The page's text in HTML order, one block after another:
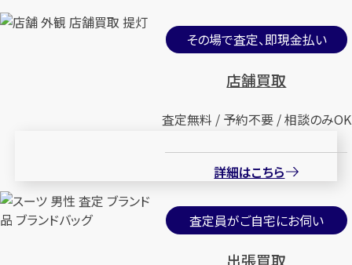
その場で査定、即現金払い
店舗買取
査定無料 / 予約不要 / 相談のみOK
詳細はこちら
査定員がご自宅にお伺い
出張買取